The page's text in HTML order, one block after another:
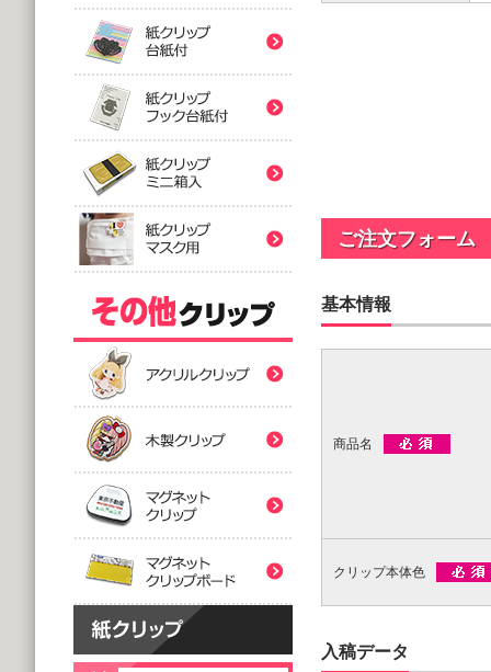
ご注文フォーム
基本情報
商品名
クリップ本体色
入稿データ
印刷付きタイプ
@32.52～
(5,000個 1個あたり)
フック台紙付タイプ
紙クリップ印刷有
(5,000個 1個あたり)
ミニ箱タイプ
@122.58～
(5,000個 1個あたり)
(5,000個 1個あたり)
アクリルクリップ印
片面印刷タイプ
木製クリップ彫刻
マグネットクリップ
個包装(OPP入)タイプ
@121.00～